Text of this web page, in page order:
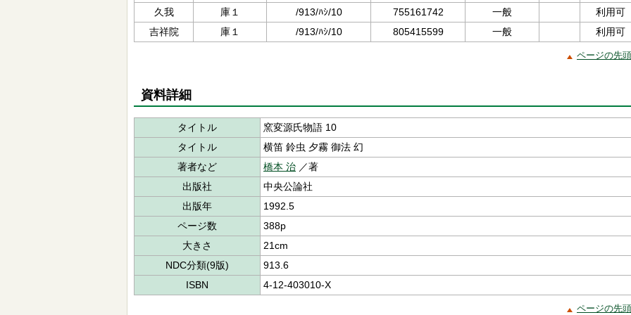
久我
庫１ /913/ﾊｼ/10 755161742 一般
利用可
吉祥院
庫１ /913/ﾊｼ/10 805415599 一般 利用可
ページの先
資料詳細
タイトル
窯変源氏物語 10
タイトル
横笛 鈴虫 夕霧 御法 幻
著者など
橋本 治 ／著
出版社
中央公論社
出版年
1992.5
ページ数
388p
大きさ
21cm
NDC分類(9版)
913.6
ISBN
4-12-403010-X
ページの先